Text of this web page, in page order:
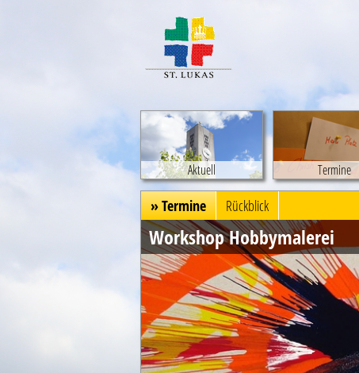
Aktuell Termine
» Termine Rückblick
Workshop Hobbymalerei